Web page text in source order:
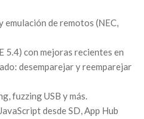
de remotos (NEC,
5.4) con mejoras recientes en
desemparejar y reemparejar
fuzzing USB y más.
desde SD, App Hub